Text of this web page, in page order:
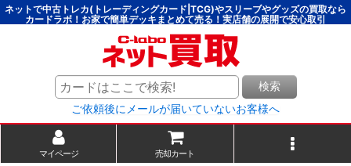
ネットで中古トレカ(トレーディングカード|TCG)やスリーブやグッズの買取なら
カードラボ！お家で簡単デッキまとめて売る！実店舗の展開で安心取引
検索
ご依頼後にメールが届いていないお客様へ
マイページ 売却カート